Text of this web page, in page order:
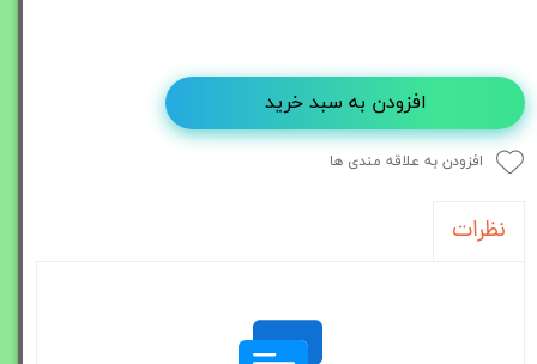
افزودن به سبد خرید
افزودن به علاقه مندی ها
نظرات